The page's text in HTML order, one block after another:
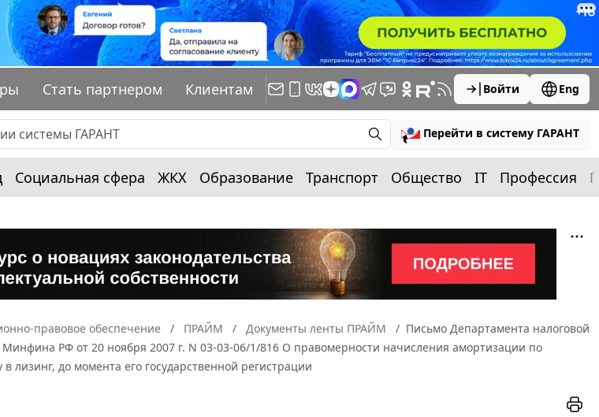
Стать партнером Клиентам Войти Eng
Перейти в систему ГАРАНТ
Социальная сфера ЖКХ Образование Транспорт Общество IT Профессия
правовое обеспечение ПРАЙМ Документы ленты ПРАЙМ
Письмо Департамента налоговой
РФ от 20 ноября 2007 г. N 03-03-06/1/816 О правомерности начисления амортизации по
лизинг, до момента его государственной регистрации